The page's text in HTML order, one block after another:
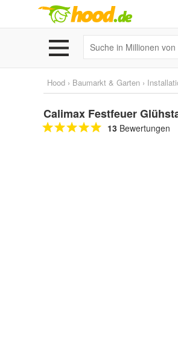
Hood › Baumarkt & Garten ›
Calimax Festfeuer
13 Bewertungen